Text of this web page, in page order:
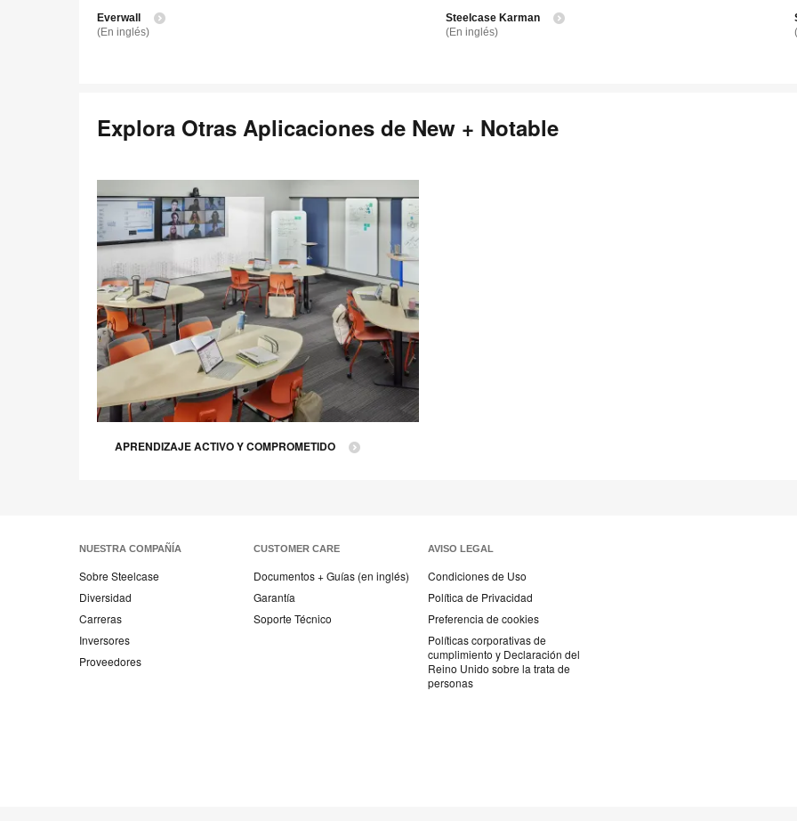
tooltip
Everwall
(En inglés)
Steelcase Karman
(En inglés)
Explora Otras Aplicaciones de New + Notable
APRENDIZAJE ACTIVO Y COMPROMETIDO
NUESTRA COMPAÑÍA
Sobre Steelcase
Diversidad
Carreras
Inversores
Proveedores
CUSTOMER CARE
Documentos + Guías (en inglés)
Garantía
Soporte Técnico
AVISO LEGAL
Condiciones de Uso
Política de Privacidad
Preferencia de cookies
Políticas corporativas de
cumplimiento y Declaración del
Reino Unido sobre la trata de
personas